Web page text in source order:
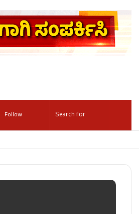
Follow